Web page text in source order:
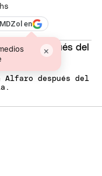
en
×
después del